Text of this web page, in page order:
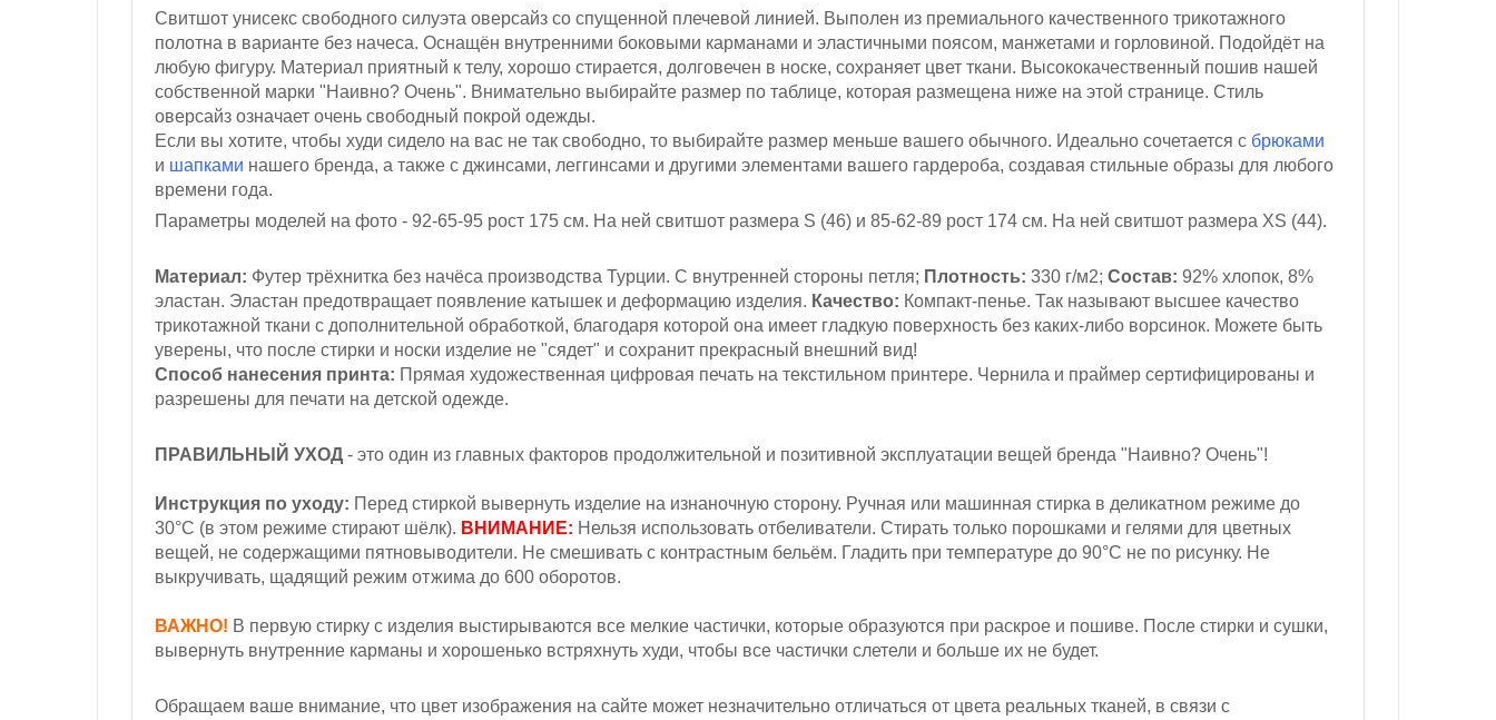
Свитшот унисекс свободного силуэта оверсайз со спущенной плечевой линией. Выполен из премиального качественного трикотажного
полотна в варианте без начеса. Оснащён внутренними боковыми карманами и эластичными поясом, манжетами и горловиной. Подойдёт на
любую фигуру. Материал приятный к телу, хорошо стирается, долговечен в носке, сохраняет цвет ткани. Высококачественный пошив нашей
собственной марки "Наивно? Очень". Внимательно выбирайте размер по таблице, которая размещена ниже на этой странице. Стиль
оверсайз означает очень свободный покрой одежды.
Если вы хотите, чтобы худи сидело на вас не так свободно, то выбирайте размер меньше вашего обычного. Идеально сочетается с брюками
и шапками нашего бренда, а также с джинсами, леггинсами и другими элементами вашего гардероба, создавая стильные образы для любого
времени года.
Параметры моделей на фото - 92-65-95 рост 175 см. На ней свитшот размера S (46) и 85-62-89 рост 174 см. На ней свитшот размера XS (44).
Материал: Футер трёхнитка без начёса производства Турции. С внутренней стороны петля; Плотность: 330 г/м2; Состав: 92% хлопок, 8%
эластан. Эластан предотвращает появление катышек и деформацию изделия. Качество: Компакт-пенье. Так называют высшее качество
трикотажной ткани с дополнительной обработкой, благодаря которой она имеет гладкую поверхность без каких-либо ворсинок. Можете быть
уверены, что после стирки и носки изделие не "сядет" и сохранит прекрасный внешний вид!
Способ нанесения принта: Прямая художественная цифровая печать на текстильном принтере. Чернила и праймер сертифицированы и
разрешены для печати на детской одежде.
ПРАВИЛЬНЫЙ УХОД - это один из главных факторов продолжительной и позитивной эксплуатации вещей бренда "Наивно? Очень"!
Инструкция по уходу: Перед стиркой вывернуть изделие на изнаночную сторону. Ручная или машинная стирка в деликатном режиме до
30°С (в этом режиме стирают шёлк). ВНИМАНИЕ: Нельзя использовать отбеливатели. Стирать только порошками и гелями для цветных
вещей, не содержащими пятновыводители. Не смешивать с контрастным бельём. Гладить при температуре до 90°С не по рисунку. Не
выкручивать, щадящий режим отжима до 600 оборотов.
ВАЖНО! В первую стирку с изделия выстирываются все мелкие частички, которые образуются при раскрое и пошиве. После стирки и сушки,
вывернуть внутренние карманы и хорошенько встряхнуть худи, чтобы все частички слетели и больше их не будет.
Обращаем ваше внимание, что цвет изображения на сайте может незначительно отличаться от цвета реальных тканей, в связи с